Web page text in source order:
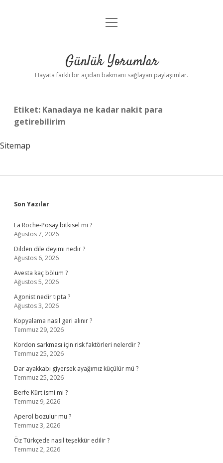
Anasayfa
Yasal Uyarı
menüyü
Günlük Yorumlar
Hayata farklı bir açıdan bakmanı sağlayan paylaşımlar.
Etiket: Kanadaya ne kadar nakit para
getirebilirim
Sitemap
Sidebar
Son Yazılar
La Roche-Posay bitkisel mi ?
Ağustos 7, 2026
Dilden dile deyimi nedir ?
Ağustos 6, 2026
Avesta kaç bölüm ?
Ağustos 5, 2026
Agonist nedir tıpta ?
Ağustos 3, 2026
Kopyalama nasıl geri alınır ?
Temmuz 29, 2026
Kordon sarkması için risk faktörleri nelerdir ?
Temmuz 25, 2026
Dar ayakkabı giyersek ayağımız küçülür mü ?
Temmuz 25, 2026
Berfe Kürt ismi mi ?
Temmuz 9, 2026
Aperol bozulur mu ?
Temmuz 3, 2026
Öz Türkçede nasıl teşekkür edilir ?
Temmuz 2, 2026